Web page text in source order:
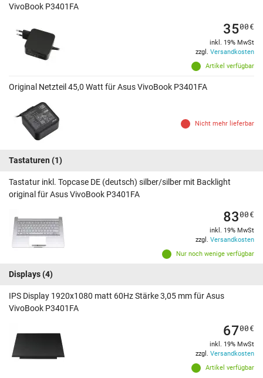
VivoBook P3401FA
Artikel verfügbar
3500€
inkl. 19% MwSt
zzgl. Versandkosten
Original Netzteil 45,0 Watt für Asus VivoBook P3401FA
Nicht mehr lieferbar
Tastaturen (1)
Tastatur inkl. Topcase DE (deutsch) silber/silber mit Backlight
original für Asus VivoBook P3401FA
Nur noch wenige verfügbar
8300€
inkl. 19% MwSt
zzgl. Versandkosten
Displays(4)
IPS Display 1920x1080 matt 60Hz Stärke 3,05 mm für Asus
VivoBook P3401FA
Artikel verfügbar
6700€
inkl. 19% MwSt
zzgl. Versandkosten